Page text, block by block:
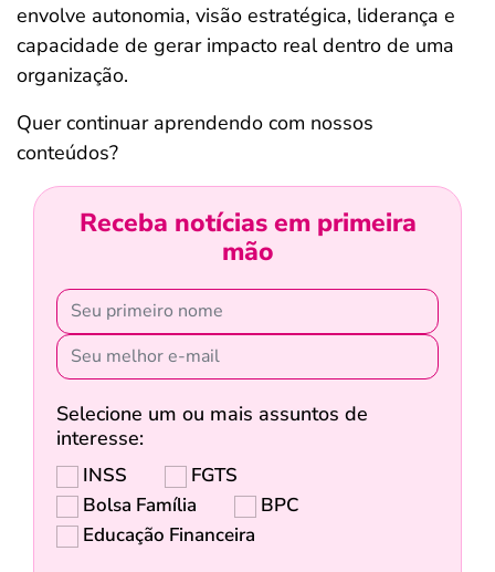
envolve autonomia, visão estratégica, liderança e
capacidade de gerar impacto real dentro de uma
organização.
Quer continuar aprendendo com nossos
conteúdos?
Receba notícias em primeira
mão
Selecione um ou mais assuntos de
interesse:
INSS
FGTS
Bolsa Família
BPC
Educação Financeira